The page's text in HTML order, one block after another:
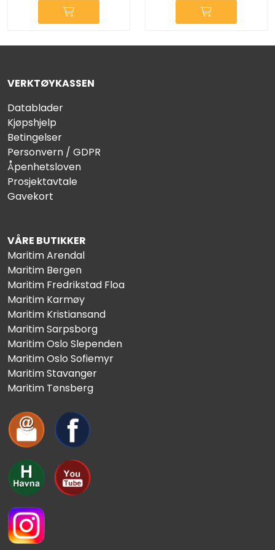
VERKTØYKASSEN
Datablader
Kjøpshjelp
Betingelser
Personvern / GDPR
Åpenhetsloven
Prosjektavtale
Gavekort
VÅRE BUTIKKER
Maritim Arendal
Maritim Bergen
Maritim Fredrikstad Floa
Maritim Karmøy
Maritim Kristiansand
Maritim Sarpsborg
Maritim Oslo Slependen
Maritim Oslo Sofiemyr
Maritim Stavanger
Maritim Tønsberg